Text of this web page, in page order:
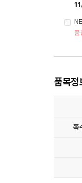
품
품목정
쪽